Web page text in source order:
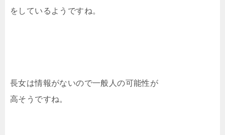
をしているようですね。
長女は情報がないので一般人の可能性が
高そうですね。